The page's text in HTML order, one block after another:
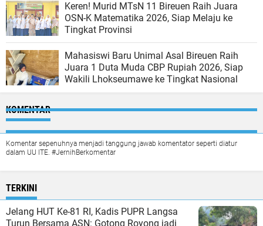
Keren! Murid MTsN 11 Bireuen Raih Juara
OSN-K Matematika 2026, Siap Melaju ke
Tingkat Provinsi
Mahasiswi Baru Unimal Asal Bireuen Raih
Juara 1 Duta Muda CBP Rupiah 2026, Siap
Wakili Lhokseumawe ke Tingkat Nasional
KOMENTAR
Komentar sepenuhnya menjadi tanggung jawab komentator seperti diatur
dalam UU ITE. #JernihBerkomentar
TERKINI
Jelang HUT Ke-81 RI, Kadis PUPR Langsa
Turun Bersama ASN: Gotong Royong jadi